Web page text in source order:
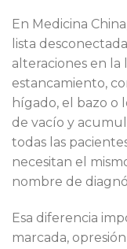
En Medicina
lista
alteraciones en la
estancamiento,
hígado, el bazo o
de vacío y
todas las
necesitan el
nombre de
Esa diferencia
marcada,